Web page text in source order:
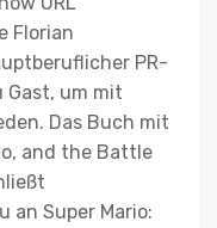
Florian
PR-
Gast, um mit
Das Buch mit
and the Battle
an Super Mario: